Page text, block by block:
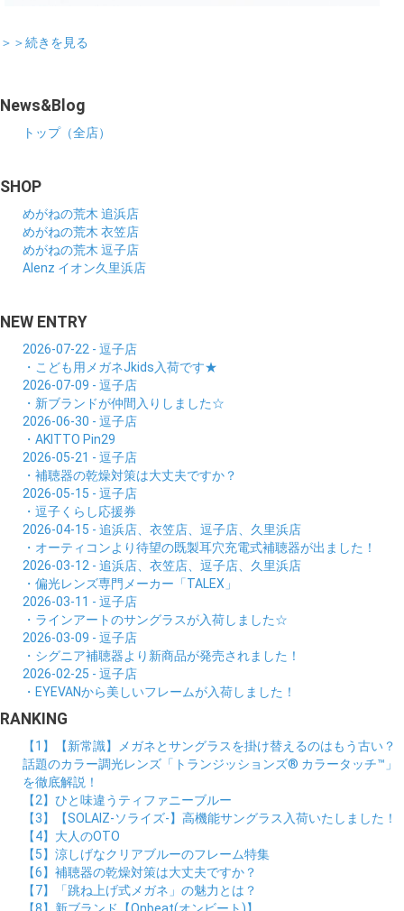
＞＞続きを見る
News&Blog
トップ（全店）
SHOP
めがねの荒木 追浜店
めがねの荒木 衣笠店
めがねの荒木 逗子店
Alenz イオン久里浜店
NEW ENTRY
2026-07-22 - 逗子店
・こども用メガネJkids入荷です★
2026-07-09 - 逗子店
・新ブランドが仲間入りしました☆
2026-06-30 - 逗子店
・AKITTO Pin29
2026-05-21 - 逗子店
・補聴器の乾燥対策は大丈夫ですか？
2026-05-15 - 逗子店
・逗子くらし応援券
2026-04-15 - 追浜店、衣笠店、逗子店、久里浜店
・オーティコンより待望の既製耳穴充電式補聴器が出ました！
2026-03-12 - 追浜店、衣笠店、逗子店、久里浜店
・偏光レンズ専門メーカー「TALEX」
2026-03-11 - 逗子店
・ラインアートのサングラスが入荷しました☆
2026-03-09 - 逗子店
・シグニア補聴器より新商品が発売されました！
2026-02-25 - 逗子店
・EYEVANから美しいフレームが入荷しました！
RANKING
【1】【新常識】メガネとサングラスを掛け替えるのはもう古い？
話題のカラー調光レンズ「トランジッションズ® カラータッチ™」
を徹底解説！
【2】ひと味違うティファニーブルー
【3】【SOLAIZ-ソライズ-】高機能サングラス入荷いたしました！
【4】大人のOTO
【5】涼しげなクリアブルーのフレーム特集
【6】補聴器の乾燥対策は大丈夫ですか？
【7】「跳ね上げ式メガネ」の魅力とは？
【8】新ブランド【Onbeat(オンビート)】